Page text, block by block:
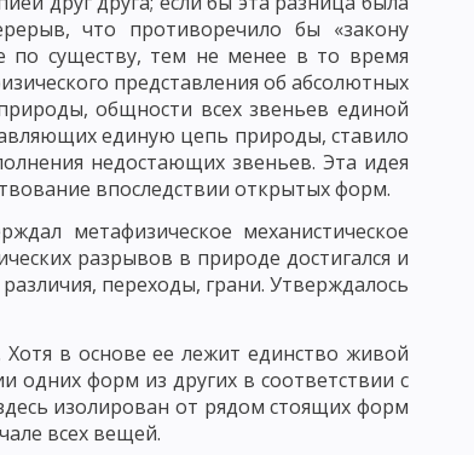
БАКТЕРИОФАГА
ИЛИ МОДИФИКАЦИЯ
БАКТЕРИАЛЬНЫЕ ПЛАЗМИДЫ
МИКРОБОВ
ОБ ИММУНИТЕТЕ
ФАКТОРЫ ЗАЩИТЫ АНТИГЕНЫ
что противоречило бы «закону
по существу, тем не менее в то время
представления об абсолютных
общности всех звеньев единой
единую цепь природы, ставило
недостающих звеньев. Эта идея
впоследствии открытых форм.
метафизическое механистическое
разрывов в природе достигался и
переходы, грани. Утверждалось
в основе ее лежит единство живой
одних форм из других в соответствии с
изолирован от рядом стоящих форм
всех вещей.